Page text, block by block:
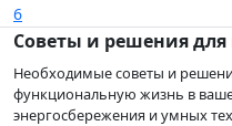
6
Советы и решения
Необходимые советы и
функциональную жизнь в
энергосбережения и умных